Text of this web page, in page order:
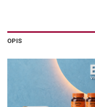
OPIS